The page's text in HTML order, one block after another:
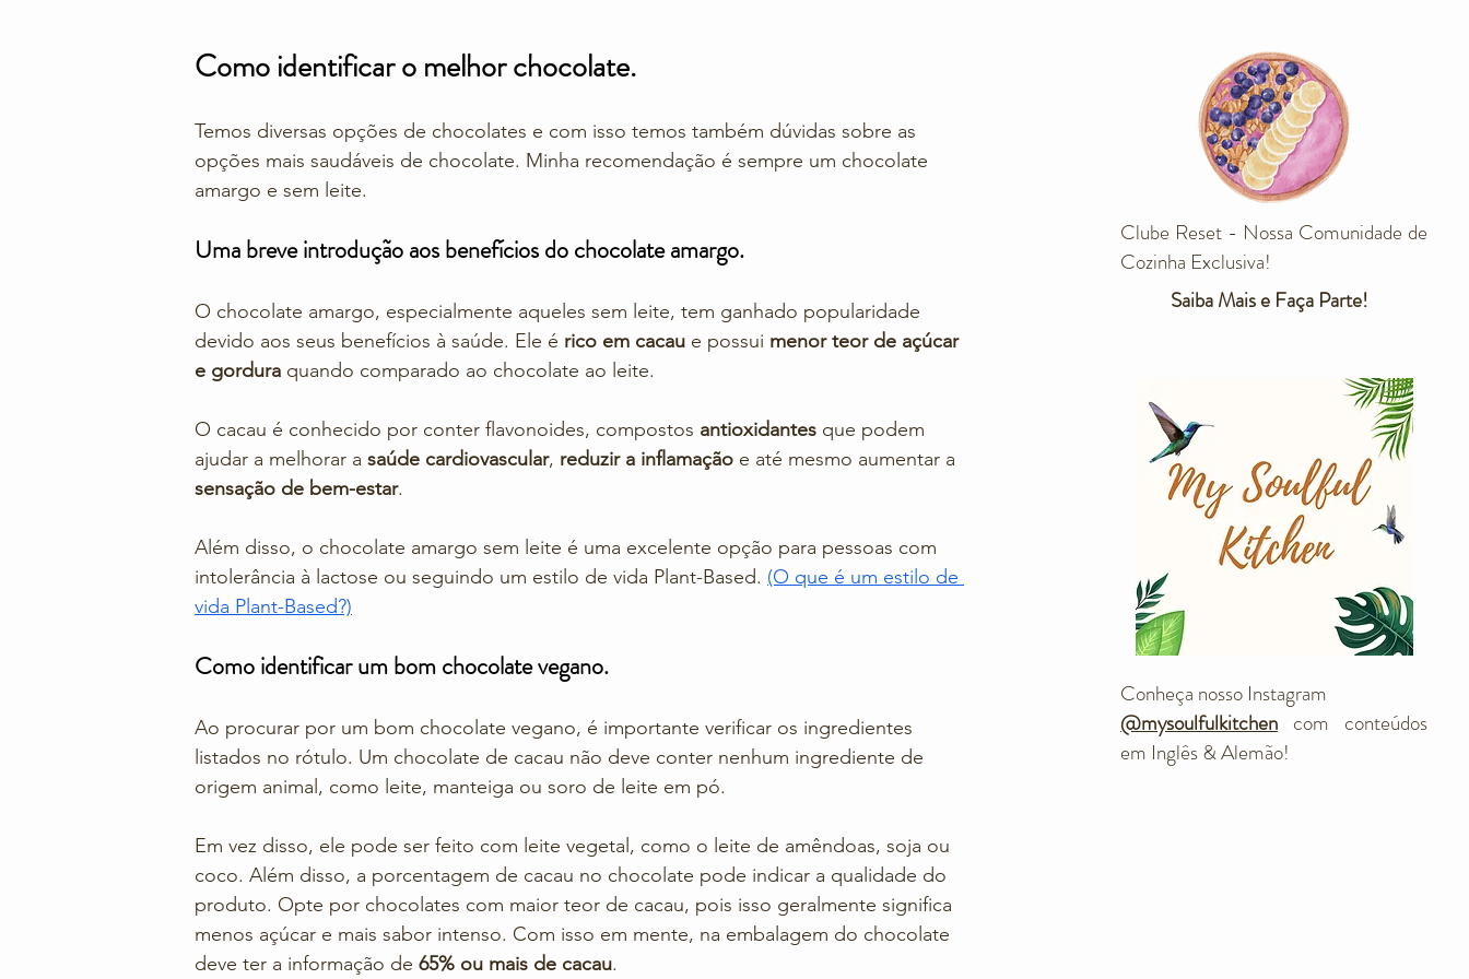
Como identificar o melhor chocolate.
Temos diversas opções de chocolates e com isso temos também dúvidas sobre as
opções mais saudáveis de chocolate. Minha recomendação é sempre um chocolate
amargo e sem leite.
Uma breve introdução aos benefícios do chocolate amargo.
O chocolate amargo, especialmente aqueles sem leite, tem ganhado popularidade
devido aos seus benefícios à saúde. Ele é rico em cacau e possui menor teor de açúcar
e gordura quando comparado ao chocolate ao leite.
O cacau é conhecido por conter flavonoides, compostos antioxidantes que podem
ajudar a melhorar a saúde cardiovascular, reduzir a inflamação e até mesmo aumentar a
sensação de bem-estar.
Além disso, o chocolate amargo sem leite é uma excelente opção para pessoas com
intolerância à lactose ou seguindo um estilo de vida Plant-Based. (O que é um estilo de
vida Plant-Based?)
Como identificar um bom chocolate vegano.
Ao procurar por um bom chocolate vegano, é importante verificar os ingredientes
listados no rótulo. Um chocolate de cacau não deve conter nenhum ingrediente de
origem animal, como leite, manteiga ou soro de leite em pó.
Em vez disso, ele pode ser feito com leite vegetal, como o leite de amêndoas, soja ou
coco. Além disso, a porcentagem de cacau no chocolate pode indicar a qualidade do
produto. Opte por chocolates com maior teor de cacau, pois isso geralmente significa
menos açúcar e mais sabor intenso. Com isso em mente, na embalagem do chocolate
deve ter a informação de 65% ou mais de cacau.
Clube Reset - Nossa Comunidade de
Cozinha Exclusiva!
Saiba Mais e Faça Parte!
Conheça nosso Instagram
@mysoulfulkitchen com conteúdos
em Inglês & Alemão!